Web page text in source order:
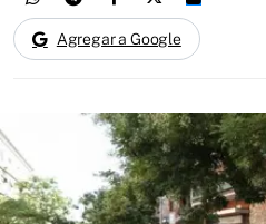
Agregar a Google